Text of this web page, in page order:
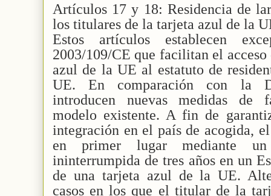
Artículos 17 y 18: Residencia de
los titulares de la tarjeta azul de la
Estos artículos establecen
2003/109/CE que facilitan el
azul de la UE al estatuto de
UE. En comparación con la
introducen nuevas medidas de
modelo existente. A fin de
integración en el país de acogida,
en primer lugar mediante
ininterrumpida de tres años en un
de una tarjeta azul de la UE.
casos en los que el titular de la